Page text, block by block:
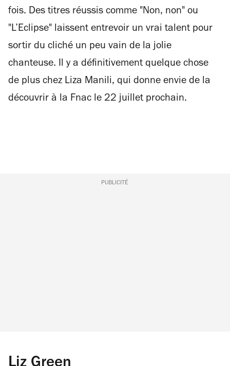
fois. Des titres réussis comme "Non, non" ou
"L’Eclipse" laissent entrevoir un vrai talent pour
sortir du cliché un peu vain de la jolie
chanteuse. Il y a définitivement quelque chose
de plus chez Liza Manili, qui donne envie de la
découvrir à la Fnac le 22 juillet prochain.
PUBLICITÉ